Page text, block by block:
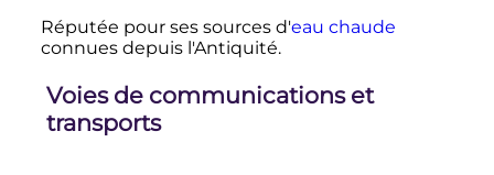
Réputée pour ses sources d'eau chaude
connues depuis l'Antiquité.
Voies de communications et
transports